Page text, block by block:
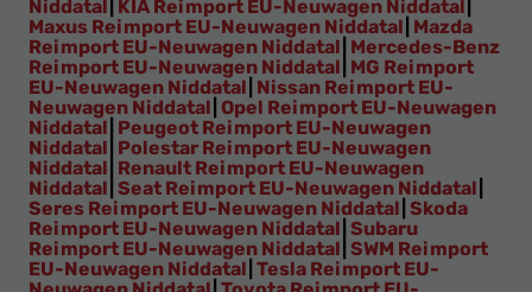
Niddatal KIA Reimport EU-Neuwagen Niddatal
Maxus Reimport EU-Neuwagen Niddatal Mazda
Reimport EU-Neuwagen Niddatal Mercedes-Benz
Reimport EU-Neuwagen Niddatal MG Reimport
EU-Neuwagen Niddatal Nissan Reimport EU-
Neuwagen Niddatal Opel Reimport EU-Neuwagen
Niddatal Peugeot Reimport EU-Neuwagen
Niddatal Polestar Reimport EU-Neuwagen
Niddatal Renault Reimport EU-Neuwagen
Niddatal Seat Reimport EU-Neuwagen Niddatal
Seres Reimport EU-Neuwagen Niddatal Skoda
Reimport EU-Neuwagen Niddatal Subaru
Reimport EU-Neuwagen Niddatal SWM Reimport
EU-Neuwagen Niddatal Tesla Reimport EU-